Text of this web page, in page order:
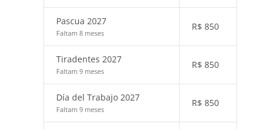
Pascua 2027
Faltam 8 meses
R$ 850
Tiradentes 2027
Faltam 9 meses
R$ 850
Día del Trabajo 2027
Faltam 9 meses
R$ 850